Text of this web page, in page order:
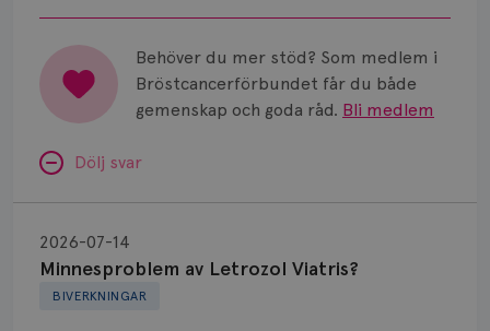
Behöver du mer stöd? Som medlem i
Bröstcancerförbundet får du både
gemenskap och goda råd. Bli medlem
Dölj svar
BIVERKNINGAR
Minnesproblem av Letrozol Viatris?
2026-07-14
Letrozol
Viatris?